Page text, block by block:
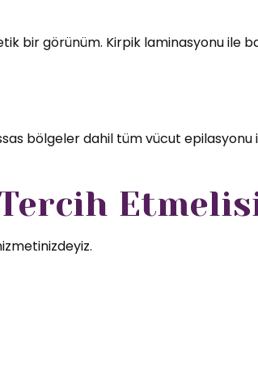
bir görünüm. Kirpik laminasyonu ile
bölgeler dahil tüm vücut epilasyonu